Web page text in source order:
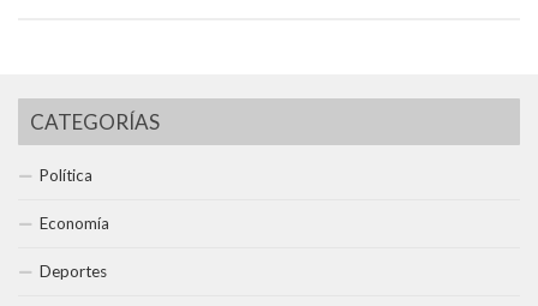
CATEGORÍAS
Política
Economía
Deportes